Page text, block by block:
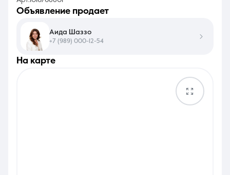
на карте
объявление продает
Аида Шаззо
+7 (989) 000-12-54